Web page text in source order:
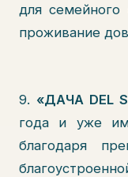
для
проживание
9. «ДАЧА DEL
года и уже
благодаря